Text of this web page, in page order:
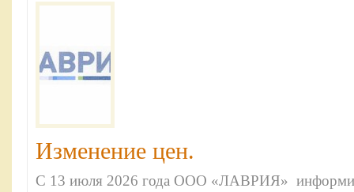
Изменение цен.
С 13 июля 2026 года ООО «ЛАВРИЯ»